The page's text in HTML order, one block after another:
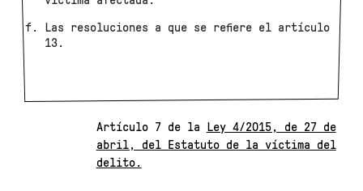
Las resoluciones a que se refiere el artículo
13.
Artículo 7 de la
Ley 4/2015, de 27 de
abril, del Estatuto de la víctima del
delito.